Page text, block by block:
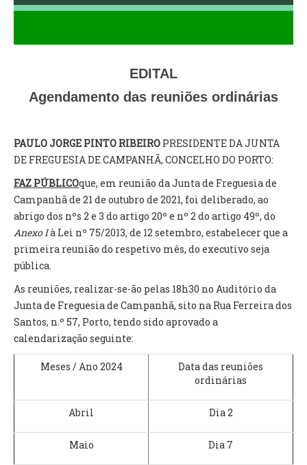
VÍDEOS
PRESIDENTE
ASSEMBLEIA DE FREGUESIA
GRAVAÇÕES DAS REUNIÕES PÚBLICAS DO EXECUTIVO
DOCUMENTOS
ATAS E DOCUMENTOS DA ASSEMBLEIA
EDITAIS
REGULAMENTOS E TAXAS
RELATÓRIO E CONTAS
INVENTÁRIO
RECRUTAMENTO PESSOAL
CÓDIGO DE CONDUTA
EDITAL
Agendamento das reuniões ordinárias
PAULO JORGE PINTO RIBEIRO PRESIDENTE DA JUNTA
DE FREGUESIA DE CAMPANHÃ, CONCELHO DO PORTO:
FAZ PÚBLICOque, em reunião da Junta de Freguesia de
Campanhã de 21 de outubro de 2021, foi deliberado, ao
abrigo dos nºs 2 e 3 do artigo 20º e nº 2 do artigo 49º, do
Anexo Ià Lei nº 75/2013, de 12 setembro, estabelecer que a
primeira reunião do respetivo mês, do executivo seja
pública.
As reuniões, realizar-se-ão pelas 18h30 no Auditório da
Junta de Freguesia de Campanhã, sito na Rua Ferreira dos
Santos, n.º 57, Porto, tendo sido aprovado a
calendarização seguinte:
Meses / Ano 2024
Data das reuniões
ordinárias
Abril Dia 2
Maio Dia 7